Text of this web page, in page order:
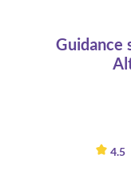
Guidance
4.5